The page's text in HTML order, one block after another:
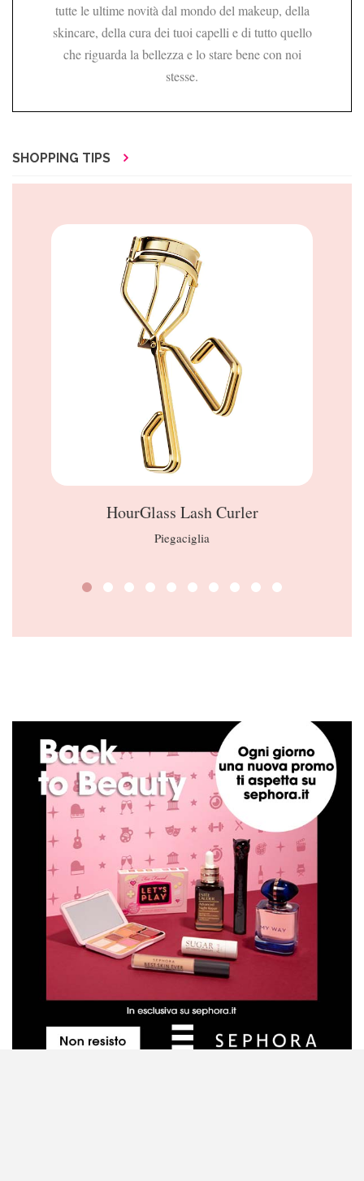
tutte le ultime novità dal mondo del makeup, della
skincare, della cura dei tuoi capelli e di tutto quello
che riguarda la bellezza e lo stare bene con noi
stesse.
SHOPPING TIPS
HourGlass Lash Curler
Piegaciglia